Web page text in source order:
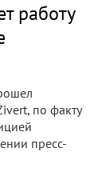
работу
по факту
пресс-